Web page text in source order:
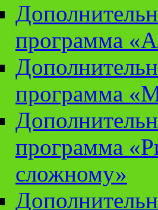
программа
программа
программа
сложному»